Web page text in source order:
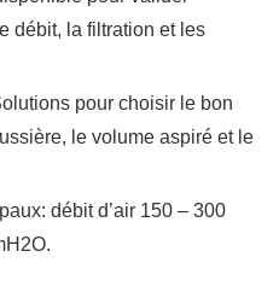
débit, la filtration et les
pour choisir le bon
le volume aspiré et le
débit d’air 150 – 300